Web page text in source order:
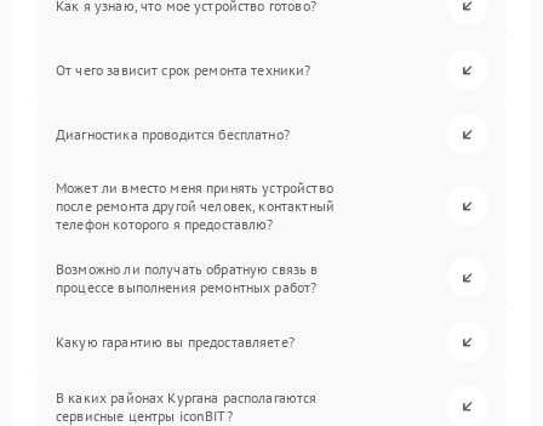
Как я узнаю, что мое устройство готово?
От чего зависит срок ремонта техники?
Диагностика проводится бесплатно?
Может ли вместо меня принять устройство
после ремонта другой человек, контактный
телефон которого я предоставлю?
Возможно ли получать обратную связь в
процессе выполнения ремонтных работ?
Какую гарантию вы предоставляете?
В каких районах Кургана располагаются
сервисные центры iconBIT?